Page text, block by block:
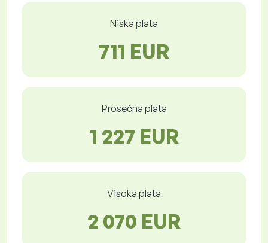
Niska plata
711 EUR
Prosečna plata
1 227 EUR
Visoka plata
2 070 EUR